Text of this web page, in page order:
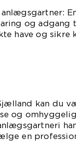
og adgang
have og sikre
kan du
og
en